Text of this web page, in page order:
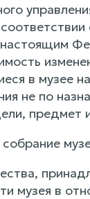
в музее
не по
музея в